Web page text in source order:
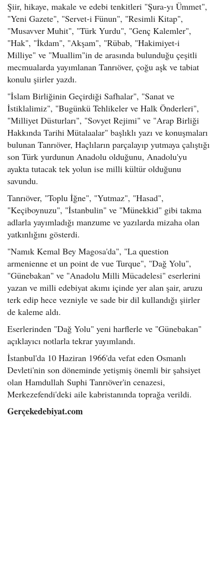
Şiir, hikaye, makale ve edebi tenkitleri "Şura-yı Ümmet",
"Yeni Gazete", "Servet-i Fünun", "Resimli Kitap",
"Musavver Muhit", "Türk Yurdu", "Genç Kalemler",
"Hak", "İkdam", "Akşam", "Rübab, "Hakimiyet-i
Milliye" ve "Muallim"in de arasında bulunduğu çeşitli
mecmualarda yayımlanan Tanrıöver, çoğu aşk ve tabiat
konulu şiirler yazdı.
"İslam Birliğinin Geçirdiği Safhalar", "Sanat ve
İstiklalimiz", "Bugünkü Tehlikeler ve Halk Önderleri",
"Milliyet Düsturları", "Sovyet Rejimi" ve "Arap Birliği
Hakkında Tarihi Mütalaalar" başlıklı yazı ve konuşmaları
bulunan Tanrıöver, Haçlıların parçalayıp yutmaya çalıştığı
son Türk yurdunun Anadolu olduğunu, Anadolu'yu
ayakta tutacak tek yolun ise milli kültür olduğunu
savundu.
Tanrıöver, "Toplu İğne", "Yutmaz", "Hasad",
"Keçiboynuzu", "İstanbulin" ve "Münekkid" gibi takma
adlarla yayımladığı manzume ve yazılarda mizaha olan
yatkınlığını gösterdi.
"Namık Kemal Bey Magosa'da", "La question
armenienne et un point de vue Turque", "Dağ Yolu",
"Günebakan" ve "Anadolu Milli Mücadelesi" eserlerini
yazan ve milli edebiyat akımı içinde yer alan şair, aruzu
terk edip hece vezniyle ve sade bir dil kullandığı şiirler
de kaleme aldı.
Eserlerinden "Dağ Yolu" yeni harflerle ve "Günebakan"
açıklayıcı notlarla tekrar yayımlandı.
İstanbul'da 10 Haziran 1966'da vefat eden Osmanlı
Devleti'nin son döneminde yetişmiş önemli bir şahsiyet
olan Hamdullah Suphi Tanrıöver'in cenazesi,
Merkezefendi'deki aile kabristanında toprağa verildi.
Gerçekedebiyat.com